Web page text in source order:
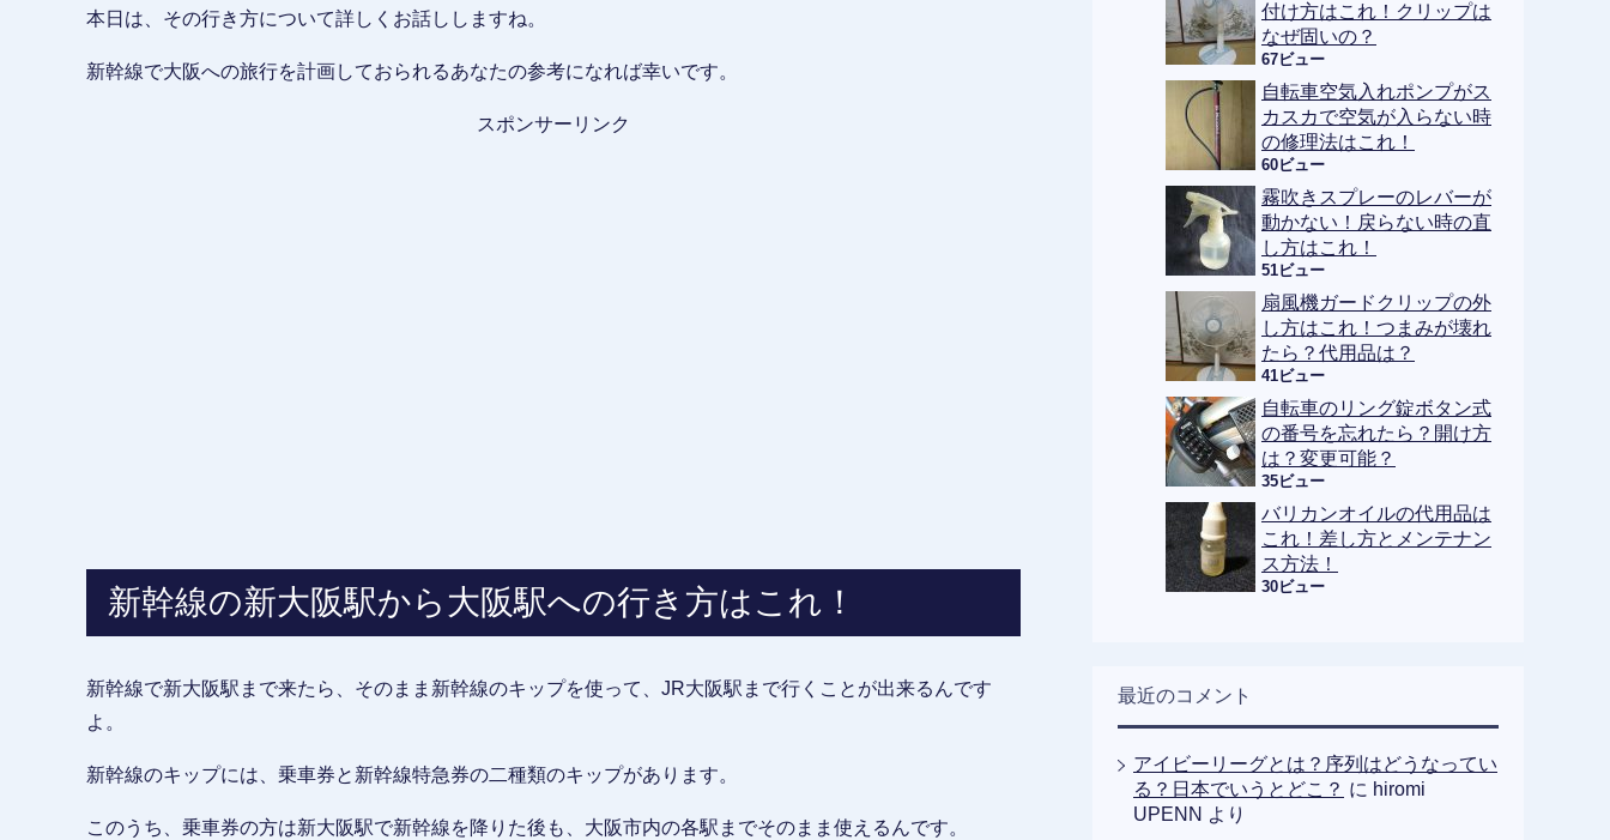
本日は、その行き方について詳しくお話ししますね。
新幹線で大阪への旅行を計画しておられるあなたの参考になれば幸いです。
スポンサーリンク
新幹線の新大阪駅から大阪駅への行き方はこれ！
新幹線で新大阪駅まで来たら、そのまま新幹線のキップを使って、JR大阪駅まで行くことが出来るんです
よ。
新幹線のキップには、乗車券と新幹線特急券の二種類のキップがあります。
このうち、乗車券の方は新大阪駅で新幹線を降りた後も、大阪市内の各駅までそのまま使えるんです。
付け方はこれ！クリップは
なぜ固いの？
67ビュー
自転車空気入れポンプがス
カスカで空気が入らない時
の修理法はこれ！
60ビュー
霧吹きスプレーのレバーが
動かない！戻らない時の直
し方はこれ！
51ビュー
扇風機ガードクリップの外
し方はこれ！つまみが壊れ
たら？代用品は？
41ビュー
自転車のリング錠ボタン式
の番号を忘れたら？開け方
は？変更可能？
35ビュー
バリカンオイルの代用品は
これ！差し方とメンテナン
ス方法！
30ビュー
最近のコメント
アイビーリーグとは？序列はどうなってい
る？日本でいうとどこ？ に hiromi
UPENN より